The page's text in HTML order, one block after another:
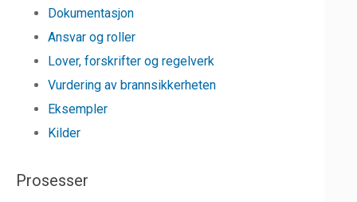
Dokumentasjon
Ansvar og roller
Lover, forskrifter og regelverk
Vurdering av brannsikkerheten
Eksempler
Kilder
Prosesser